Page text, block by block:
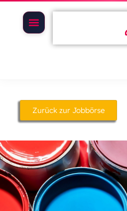
Zurück zur Jobbörse